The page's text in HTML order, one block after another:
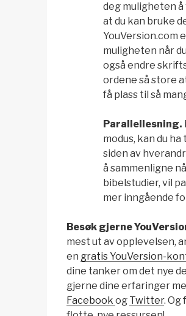
deg muligheten
at du kan bruke
YouVersion.com
muligheten når
også endre
ordene så store
få plass til så
Parallellesning.
modus, kan du
siden av
å sammenligne
bibelstudier, vil
mer inngående
Besøk gjerne
mest ut av opplevelsen,
en gratis YouVersion-
dine tanker om det nye
gjerne dine erfaringer
Facebook og Twitter. Og